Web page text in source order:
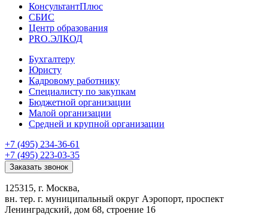
КонсультантПлюс
СБИС
Центр образования
PRO.ЭЛКОД
Бухгалтеру
Юристу
Кадровому работнику
Специалисту по закупкам
Бюджетной организации
Малой организации
Средней и крупной организации
+7 (495) 234-36-61
+7 (495) 223-03-35
Заказать звонок
125315, г. Москва,
вн. тер. г. муниципальный округ Аэропорт, проспект
Ленинградский, дом 68, строение 16